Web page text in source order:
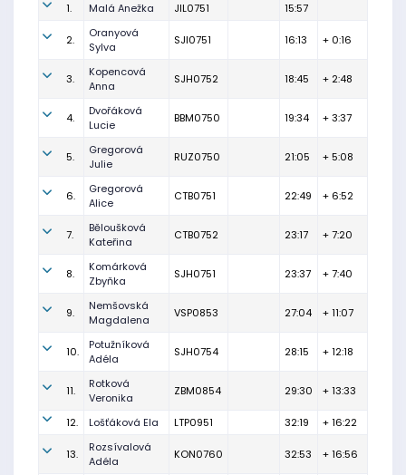
1. Malá Anežka JIL0751 15:57
2.
Oranyová
Sylva
SJI0751 16:13 + 0:16
3.
Kopencová
Anna
SJH0752 18:45 + 2:48
4.
Dvořáková
Lucie
BBM0750 19:34 + 3:37
5.
Gregorová
Julie
RUZ0750 21:05 + 5:08
6.
Gregorová
Alice
CTB0751 22:49 + 6:52
7.
Běloušková
Kateřina
CTB0752 23:17 + 7:20
8.
Komárková
Zbyňka
SJH0751 23:37 + 7:40
9.
Nemšovská
Magdalena
VSP0853 27:04 + 11:07
10.
Potužníková
Adéla
SJH0754 28:15 + 12:18
11.
Rotková
Veronika
ZBM0854 29:30 + 13:33
12. Lošťáková Ela LTP0951 32:19 + 16:22
13.
Rozsívalová
Adéla
KON0760 32:53 + 16:56